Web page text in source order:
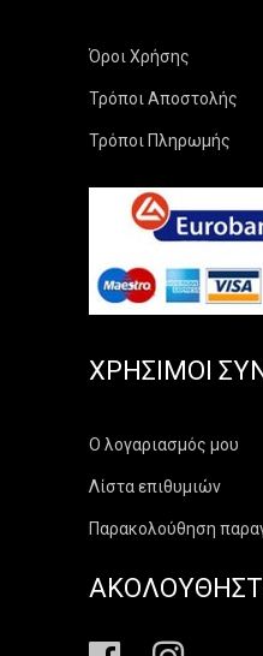
Όροι Χρήσης
Τρόποι Αποστολής
Τρόποι Πληρωμής
ΧΡΉΣΙΜΟΙ
Ο λογαριασμός μου
Λίστα επιθυμιών
Παρακολούθηση